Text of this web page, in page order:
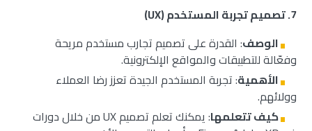
7. تصميم تجربة المستخدم(UX)
الوصف: القدرة على تصميم تجارب مستخدم مريحة
وفعّالة للتطبيقات والمواقع الإلكترونية.
الأهمية: تجربة المستخدم الجيدة تعزز رضا العملاء
وولائهم.
كيف تتعلمها
: يمكنك تعلم تصميم UX من خلال دورات